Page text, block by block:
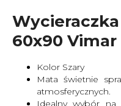
Wycieraczka
60x90 Vimar
Kolor Szary
Mata świetnie
atmosferycznych.
Idealny wybór na